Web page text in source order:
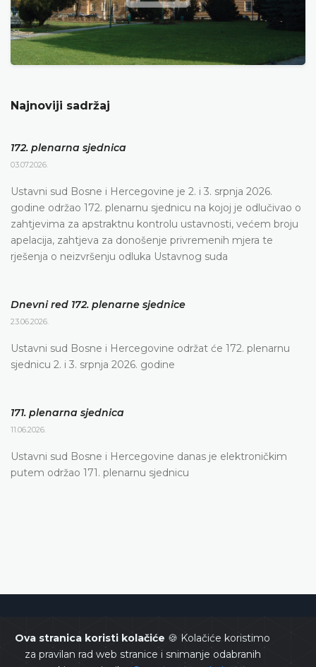
Ova stranica koristi kolačiće 🍪 Kolačiće koristimo
za pravilan rad web stranice i snimanje odabranih
Najnoviji sadržaj
172. plenarna sjednica
03.07.2026.
Ustavni sud Bosne i Hercegovine je 2. i 3. srpnja 2026.
godine održao 172. plenarnu sjednicu na kojoj je odlučivao o
zahtjevima za apstraktnu kontrolu ustavnosti, većem broju
apelacija, zahtjeva za donošenje privremenih mjera te
rješenja o neizvršenju odluka Ustavnog suda
Dnevni red 172. plenarne sjednice
23.06.2026.
Ustavni sud Bosne i Hercegovine održat će 172. plenarnu
sjednicu 2. i 3. srpnja 2026. godine
171. plenarna sjednica
11.06.2026.
Ustavni sud Bosne i Hercegovine danas je elektroničkim
putem održao 171. plenarnu sjednicu